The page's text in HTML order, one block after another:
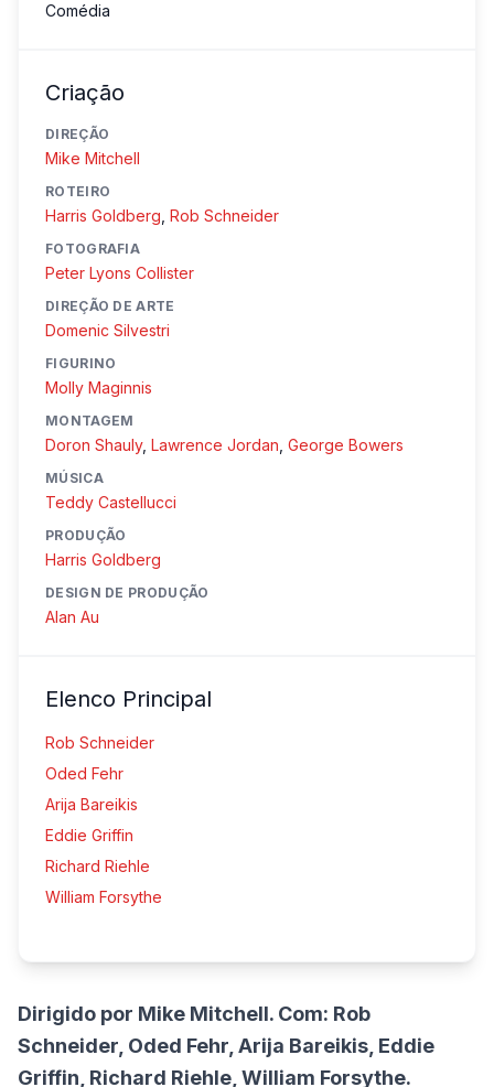
Comédia
Criação
DIREÇÃO
Mike Mitchell
ROTEIRO
Harris Goldberg Rob Schneider
FOTOGRAFIA
Peter Lyons Collister
DIREÇÃO DE ARTE
Domenic Silvestri
FIGURINO
Molly Maginnis
MONTAGEM
Doron Shauly, Lawrence Jordan George Bowers
MÚSICA
Teddy Castellucci
PRODUÇÃO
Harris Goldberg
DESIGN DE PRODUÇÃO
Alan Au
Elenco Principal
Rob Schneider
Oded Fehr
Arija Bareikis
Eddie Griffin
Richard Riehle
William Forsythe
Dirigido por Mike Mitchell. Com: Rob
Schneider, Oded Fehr, Arija Bareikis, Eddie
Griffin, Richard Riehle, William Forsythe.